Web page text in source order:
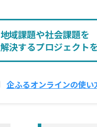
地域課題や社会課題を
解決するプロジェクト
企ふるオンラインの使い